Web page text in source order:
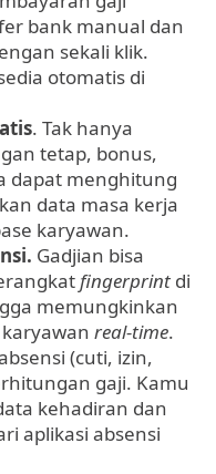
bank manual dan
sekali klik.
otomatis di
. Tak hanya
tetap, bonus,
dapat menghitung
data masa kerja
karyawan.
Gadjian bisa
fingerprint di
memungkinkan
real-time.
(cuti, izin,
gaji. Kamu
kehadiran dan
aplikasi absensi